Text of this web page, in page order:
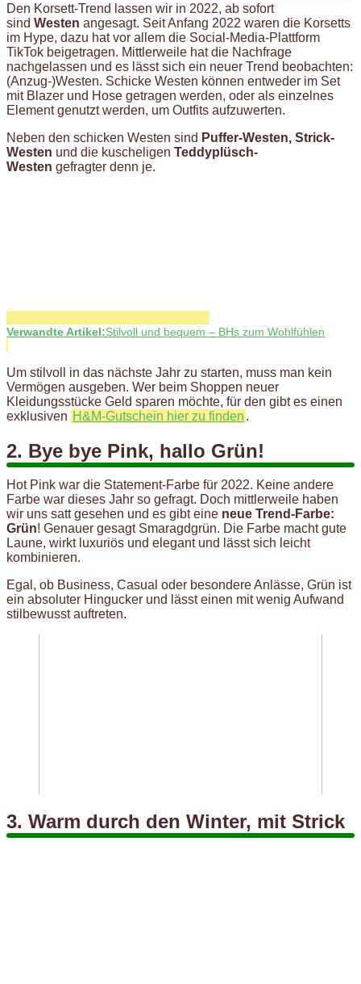
Den Korsett-Trend lassen wir in 2022, ab sofort
sind Westen angesagt. Seit Anfang 2022 waren die Korsetts
im Hype, dazu hat vor allem die Social-Media-Plattform
TikTok beigetragen. Mittlerweile hat die Nachfrage
nachgelassen und es lässt sich ein neuer Trend beobachten:
(Anzug-)Westen. Schicke Westen können entweder im Set
mit Blazer und Hose getragen werden, oder als einzelnes
Element genutzt werden, um Outfits aufzuwerten.
Neben den schicken Westen sind Puffer-Westen, Strick-
Westen und die kuscheligen Teddyplüsch-
Westen gefragter denn je.
Verwandte Artikel:Stilvoll und bequem – BHs zum Wohlfühlen
Um stilvoll in das nächste Jahr zu starten, muss man kein
Vermögen ausgeben. Wer beim Shoppen neuer
Kleidungsstücke Geld sparen möchte, für den gibt es einen
exklusiven H&M-Gutschein hier zu finden .
2. Bye bye Pink, hallo Grün!
Hot Pink war die Statement-Farbe für 2022. Keine andere
Farbe war dieses Jahr so gefragt. Doch mittlerweile haben
wir uns satt gesehen und es gibt eine neue Trend-Farbe:
Grün! Genauer gesagt Smaragdgrün. Die Farbe macht gute
Laune, wirkt luxuriös und elegant und lässt sich leicht
kombinieren.
Egal, ob Business, Casual oder besondere Anlässe, Grün ist
ein absoluter Hingucker und lässt einen mit wenig Aufwand
stilbewusst auftreten.
3. Warm durch den Winter, mit Strick